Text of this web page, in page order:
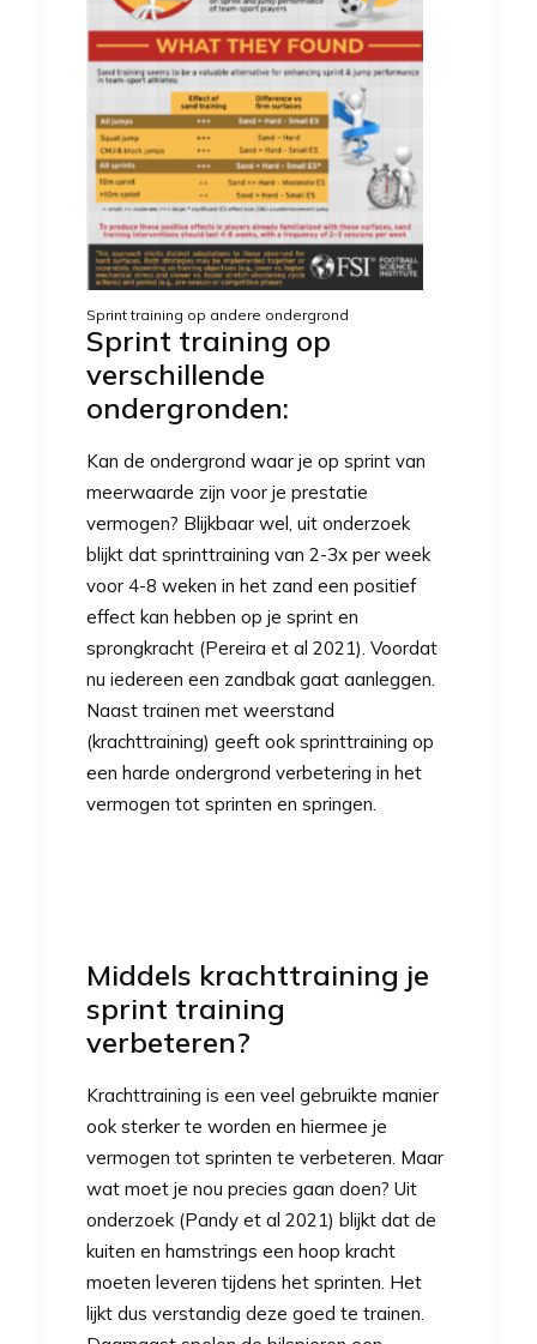
Sprint training op andere ondergrond
Sprint training op
verschillende
ondergronden:
Kan de ondergrond waar je op sprint van
meerwaarde zijn voor je prestatie
vermogen? Blijkbaar wel, uit onderzoek
blijkt dat sprinttraining van 2-3x per week
voor 4-8 weken in het zand een positief
effect kan hebben op je sprint en
sprongkracht (Pereira et al 2021). Voordat
nu iedereen een zandbak gaat aanleggen.
Naast trainen met weerstand
(krachttraining) geeft ook sprinttraining op
een harde ondergrond verbetering in het
vermogen tot sprinten en springen.
Middels krachttraining je
sprint training
verbeteren?
Krachttraining is een veel gebruikte manier
ook sterker te worden en hiermee je
vermogen tot sprinten te verbeteren. Maar
wat moet je nou precies gaan doen? Uit
onderzoek (Pandy et al 2021) blijkt dat de
kuiten en hamstrings een hoop kracht
moeten leveren tijdens het sprinten. Het
lijkt dus verstandig deze goed te trainen.